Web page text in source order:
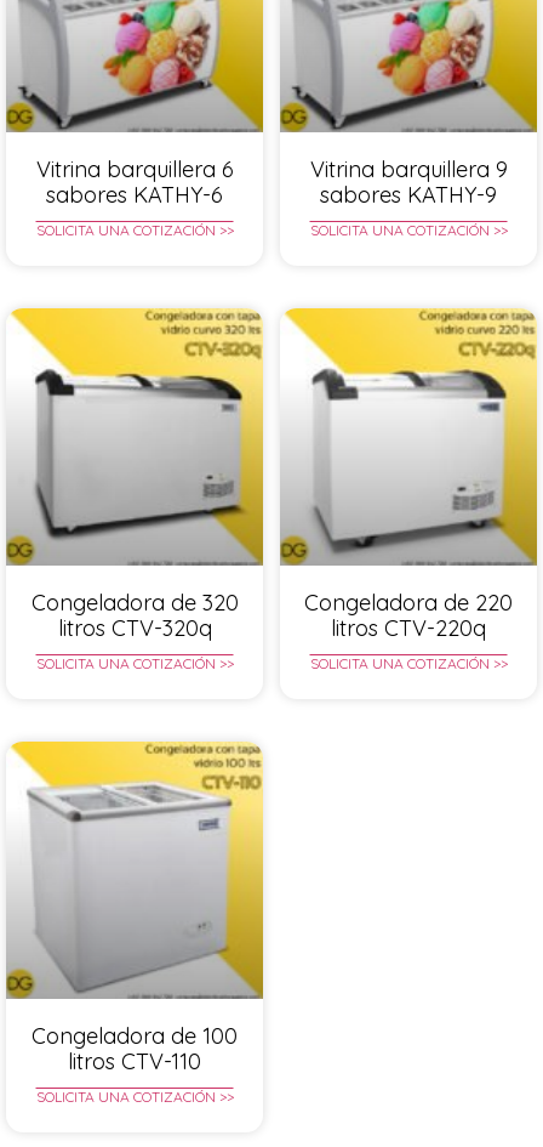
Vitrina barquillera 6
sabores KATHY-6
SOLICITA UNA COTIZACIÓN >>
Vitrina barquillera 9
sabores KATHY-9
SOLICITA UNA COTIZACIÓN >>
Congeladora de 320
litros CTV-320q
SOLICITA UNA COTIZACIÓN >>
Congeladora de 220
litros CTV-220q
SOLICITA UNA COTIZACIÓN >>
Congeladora de 100
litros CTV-110
SOLICITA UNA COTIZACIÓN >>